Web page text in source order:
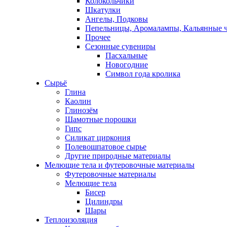
Шкатулки
Ангелы, Подковы
Пепельницы, Аромалампы, Кальянные
Прочее
Сезонные сувениры
Пасхальные
Новогодние
Символ года кролика
Сырьё
Глина
Каолин
Глинозём
Шамотные порошки
Гипс
Силикат циркония
Полевошпатовое сырье
Другие природные материалы
Мелющие тела и футеровочные материалы
Футеровочные материалы
Мелющие тела
Бисер
Цилиндры
Шары
Теплоизоляция